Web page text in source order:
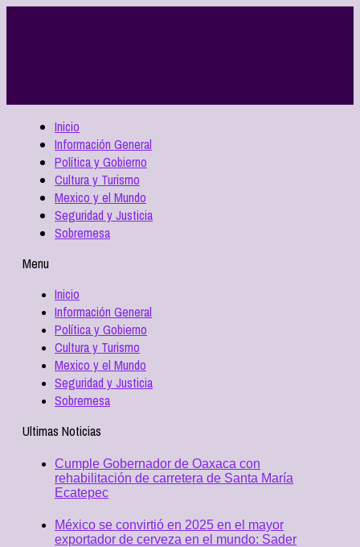
Inicio
Información General
Política y Gobierno
Cultura y Turismo
Mexico y el Mundo
Seguridad y Justicia
Sobremesa
Menu
Inicio
Información General
Política y Gobierno
Cultura y Turismo
Mexico y el Mundo
Seguridad y Justicia
Sobremesa
Ultimas Noticias
Cumple Gobernador de Oaxaca con
rehabilitación de carretera de Santa María
Ecatepec
México se convirtió en 2025 en el mayor
exportador de cerveza en el mundo: Sader